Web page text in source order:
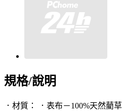
規格/說明
．材質： ．表布－100%天然藺